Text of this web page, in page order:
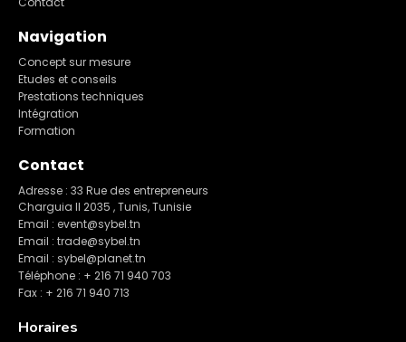
Navigation
Concept sur mesure
Etudes et conseils
Prestations techniques
Intégration
Formation
Contact
Adresse : 33 Rue des entrepreneurs
Charguia II 2035 , Tunis, Tunisie
Email : event@sybel.tn
Email : trade@sybel.tn
Email : sybel@planet.tn
Téléphone : + 216 71 940 703
Fax : + 216 71 940 713
Horaires